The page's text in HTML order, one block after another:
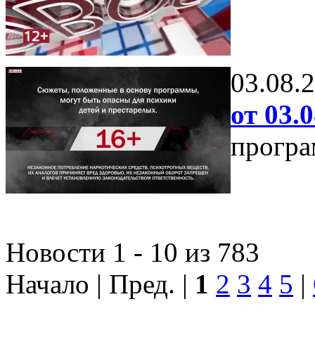
от
Новости 1 - 10 из 783
Начало | Пред. | 1 2 3 4 5 |